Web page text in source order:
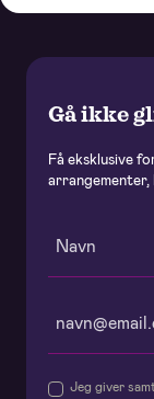
Gå ikke
Få eksklusive
Jeg giver